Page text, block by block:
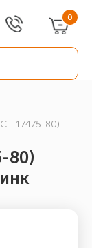
0
17475-80)
80)